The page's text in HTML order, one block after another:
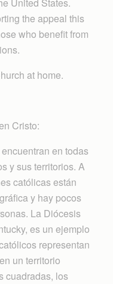
United States.
the appeal this
who benefit from
at home.
Cristo:
en todas
y sus territorios. A
católicas están
y hay pocos
La Diócesis
es un ejemplo
representan
un territorio
cuadradas, los